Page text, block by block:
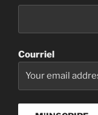
Courriel